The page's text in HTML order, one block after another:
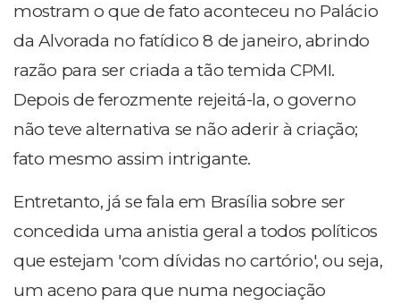
mostram o que de fato aconteceu no Palácio
da Alvorada no fatídico 8 de janeiro, abrindo
razão para ser criada a tão temida CPMI.
Depois de ferozmente rejeitá-la, o governo
não teve alternativa se não aderir à criação;
fato mesmo assim intrigante.
Entretanto, já se fala em Brasília sobre ser
concedida uma anistia geral a todos políticos
que estejam 'com dívidas no cartório', ou seja,
um aceno para que numa negociação